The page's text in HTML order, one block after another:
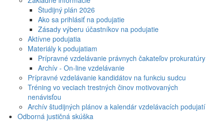
Študijný plán 2026
Ako sa prihlásiť na podujatie
Zásady výberu účastníkov na podujatie
Aktívne podujatia
Materiály k podujatiam
Prípravné vzdelávanie právnych čakateľov prokuratúry
Archív - On-line vzdelávanie
Prípravné vzdelávanie kandidátov na funkciu sudcu
Tréning vo veciach trestných činov motivovaných
nenávisťou
Archív študijných plánov a kalendár vzdelávacích podujatí
Odborná justičná skúška